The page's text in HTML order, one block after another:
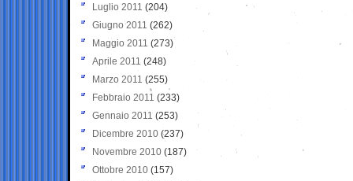
Luglio 2011 (204)
Giugno 2011 (262)
Maggio 2011 (273)
Aprile 2011 (248)
Marzo 2011 (255)
Febbraio 2011 (233)
Gennaio 2011 (253)
Dicembre 2010 (237)
Novembre 2010 (187)
Ottobre 2010 (157)